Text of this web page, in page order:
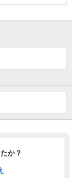
か？